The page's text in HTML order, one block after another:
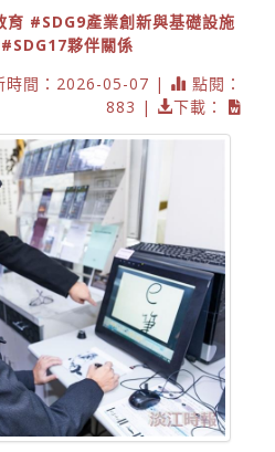
育 #SDG9產業創新與基礎設施
#SDG17夥伴關係
時間：2026-05-07 |
點閱：
883 |
下載：